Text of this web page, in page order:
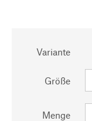
Variante
Größe
Menge